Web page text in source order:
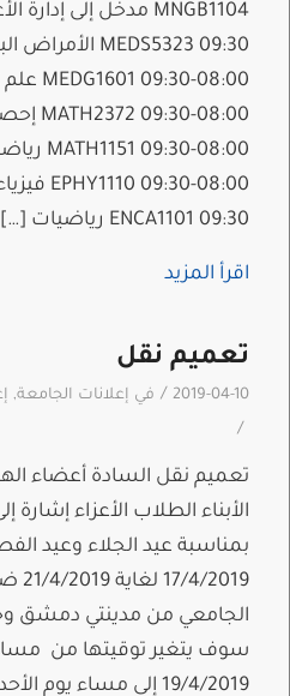
09:30 ENCA1101 رياضيات […]
اقرأ المزيد
تعميم نقل
2019-04-10
/ في إعلانات الجامعة,
/
تعميم نقل السادة أعضاء
الأبناء الطلاب الأعزاء
بمناسبة عيد الجلاء وعيد
17/
الجامعي من مدينتي دمشق
سوف يتغير توقيتها من